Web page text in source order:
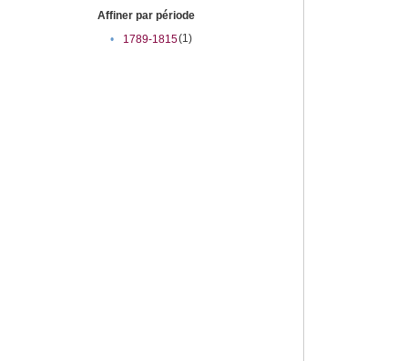
Affiner par période
•
1789-1815(1)